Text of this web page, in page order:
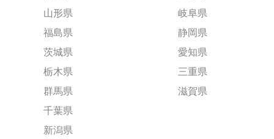
山形県
福島県
茨城県
栃木県
群馬県
千葉県
新潟県
岐阜県
静岡県
愛知県
三重県
滋賀県